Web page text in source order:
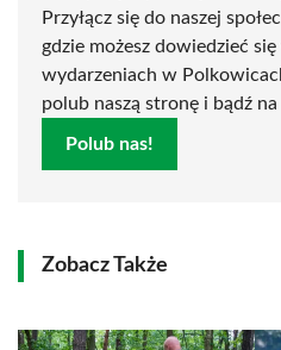
Przyłącz się do naszej
gdzie możesz dowiedzieć
wydarzeniach w
polub naszą stronę i bądź na
Polub nas!
Zobacz Także